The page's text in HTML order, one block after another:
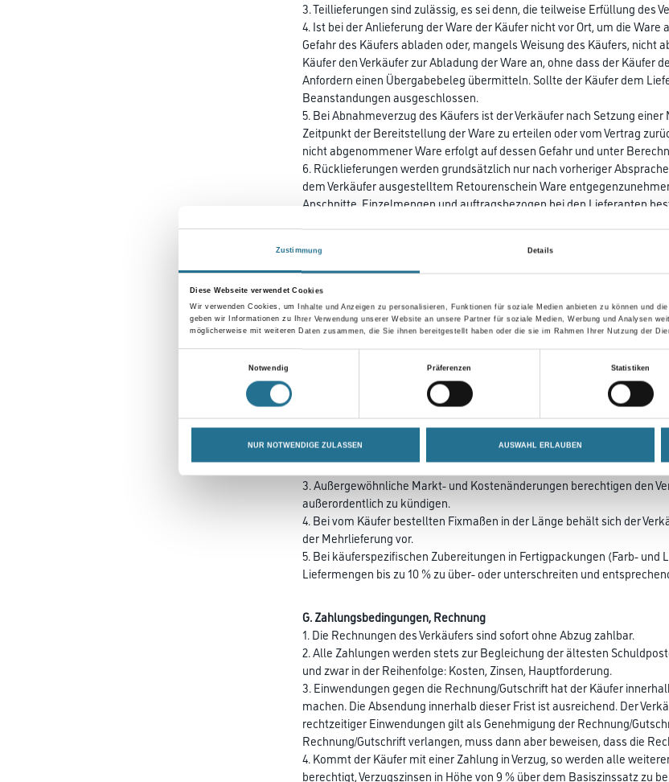
Zustimmung Details
Diese Webseite verwendet Cookies
Wir verwenden Cookies, um Inhalte und Anzeigen zu personalisieren, Funktionen für soziale Medien anbieten zu können und
geben wir Informationen zu Ihrer Verwendung unserer Website an unsere Partner für soziale Medien, Werbung und Analysen
möglicherweise mit weiteren Daten zusammen, die Sie ihnen bereitgestellt haben oder die sie im Rahmen Ihrer Nutzung der
Notwendig
Präferenzen Statistiken
NUR NOTWENDIGE ZULASSEN AUSWAHL ERLAUBEN
3. Teillieferungen sind zulässig, es sei denn, die teilweise Erfüllung des
4. Ist bei der Anlieferung der Ware der Käufer nicht vor Ort, um die
Gefahr des Käufers abladen oder, mangels Weisung des Käufers,
Käufer den Verkäufer zur Abladung der Ware an, ohne dass der
Anfordern einen Übergabebeleg übermitteln. Sollte der Käufer dem
Beanstandungen ausgeschlossen.
5. Bei Abnahmeverzug des Käufers ist der Verkäufer nach Setzung
Zeitpunkt der Bereitstellung der Ware zu erteilen oder vom Vertrag
nicht abgenommener Ware erfolgt auf dessen Gefahr und unter
6. Rücklieferungen werden grundsätzlich nur nach vorheriger
dem Verkäufer ausgestelltem Retourenschein Ware
Anschnitte, Einzelmengen und auftragsbezogen bei den Lieferanten
7. Zusatzkosten, die aufgrund fehlender oder falscher
möglich), werden dem Käufer in Rechnung gestellt.
E. Mustermaterial
1. Soweit nichts anderes vereinbart, bleiben von dem Verkäufer dem
des Verkäufers. Bei Nichtrückgabe oder Beschädigung erfolgt die
2. Mustermaterial gilt mit Rücksicht auf produktionstechnische oder
1. Die Preise des Verkäufers sind Nettopreise ohne Umsatzsteuer.
2. Soweit zwischen Vertragsabschluss und Lieferung mehr als vier
gilt nicht, falls sich die Lieferung durch Verschulden des Verkäufers
3. Außergewöhnliche Markt- und Kostenänderungen berechtigen den
außerordentlich zu kündigen.
4. Bei vom Käufer bestellten Fixmaßen in der Länge behält sich der
der Mehrlieferung vor.
5. Bei käuferspezifischen Zubereitungen in Fertigpackungen (Farb-
Liefermengen bis zu 10 % zu über- oder unterschreiten und
G. Zahlungsbedingungen, Rechnung
1. Die Rechnungen des Verkäufers sind sofort ohne Abzug zahlbar.
2. Alle Zahlungen werden stets zur Begleichung der ältesten
und zwar in der Reihenfolge: Kosten, Zinsen, Hauptforderung.
3. Einwendungen gegen die Rechnung/Gutschrift hat der Käufer
machen. Die Absendung innerhalb dieser Frist ist ausreichend. Der
rechtzeitiger Einwendungen gilt als Genehmigung der Rechnung/
Rechnung/Gutschrift verlangen, muss dann aber beweisen, dass die
4. Kommt der Käufer mit einer Zahlung in Verzug, so werden alle
berechtigt, Verzugszinsen in Höhe von 9 % über dem Basiszinssatz zu